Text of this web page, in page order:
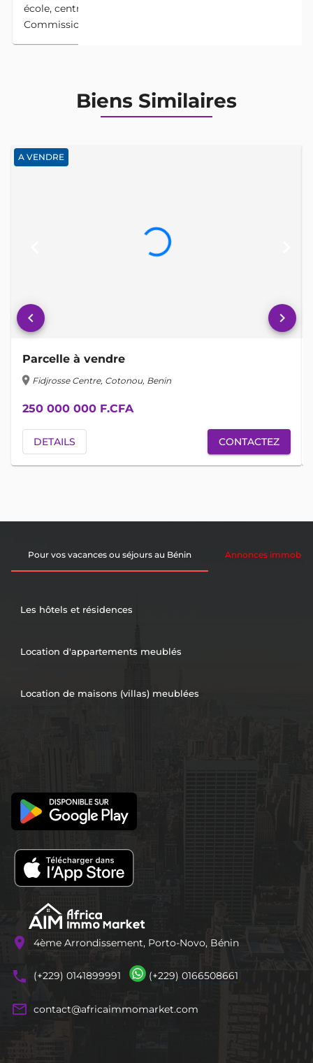
école, centre professionnel, .... Prix 90 millions fcfa
Commission sur achat 5%
Biens Similaires
A VENDRE
Parcelle à vendre
location_on Fidjrosse Centre, Cotonou, Benin
250 000 000 F.CFA
DETAILS CONTACTEZ
keyboard_arrow_left keyboard_arrow_right
Pour vos vacances ou séjours au Bénin Annonces
Les hôtels et résidences
Location d'appartements meublés
Location de maisons (villas) meublées
location_on 4ème Arrondissement, Porto-Novo, Bénin
phones(+229) 0141899991 (+229) 0166508661
mail_outline contact@africaimmomarket.com